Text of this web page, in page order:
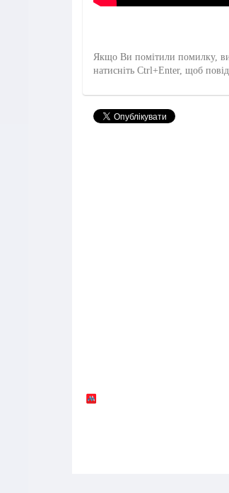
Якщо Ви помітили помилку,
натисніть Ctrl+Enter, щоб